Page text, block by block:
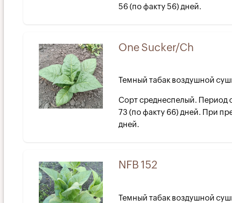
56 (по факту 56) дней.
One Sucker/Ch
Темный табак воздушной
Сорт среднеспелый. Период
73 (по факту 66) дней. При
дней.
NFB 152
Темный табак воздушной